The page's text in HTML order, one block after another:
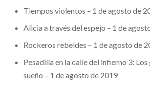
Tiempos violentos – 1 de agosto de
Alicia a través del espejo – 1 de
Rockeros rebeldes – 1 de agosto de
Pesadilla en la calle del infierno 3:
sueño – 1 de agosto de 2019